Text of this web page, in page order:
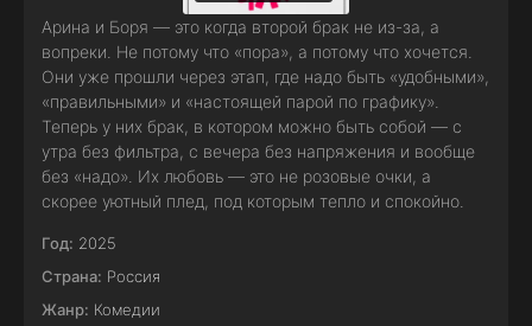
Арина и Боря — это когда второй брак не из-за, а
вопреки. Не потому что «пора», а потому что хочется.
Они уже прошли через этап, где надо быть «удобными»,
«правильными» и «настоящей парой по графику».
Теперь у них брак, в котором можно быть собой — с
утра без фильтра, с вечера без напряжения и вообще
без «надо». Их любовь — это не розовые очки, а
скорее уютный плед, под которым тепло и спокойно.
Год: 2025
Страна: Россия
Жанр: Комедии